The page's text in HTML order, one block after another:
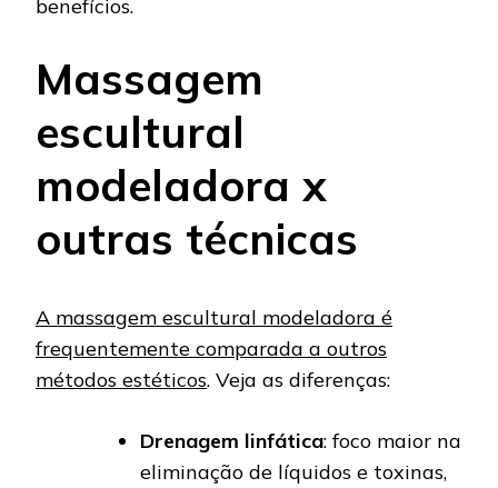
benefícios.
Massagem
escultural
modeladora x
outras técnicas
A massagem escultural modeladora é
frequentemente comparada a outros
métodos estéticos. Veja as diferenças:
Drenagem linfática: foco maior na
eliminação de líquidos e toxinas,